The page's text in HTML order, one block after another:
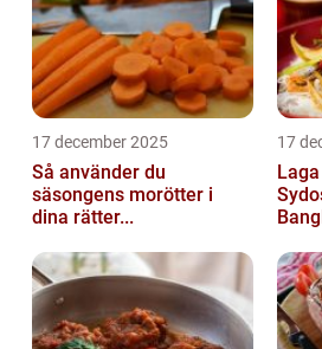
17 december 2025
Så använder du
säsongens morötter i
dina rätter...
17